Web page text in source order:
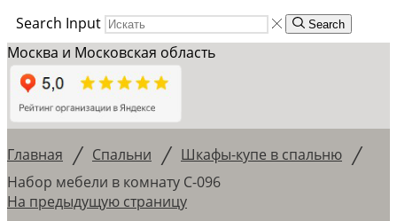
Search Input
Search
Москва и Московская область
Главная / Спальни / Шкафы-купе в спальню /
Набор мебели в комнату С-096
На предыдущую страницу